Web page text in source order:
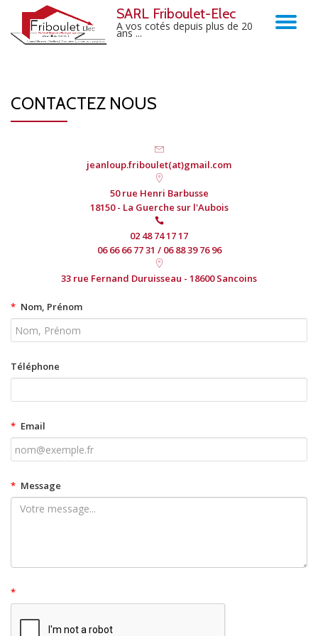
Skip
SARL Friboulet-Elec
A vos cotés depuis plus de 20
ans ...
CONTACTEZ NOUS
jeanloup.friboulet(at)gmail.com
50 rue Henri Barbusse
18150 - La Guerche sur l'Aubois
02 48 74 17 17
06 66 66 77 31 / 06 88 39 76 96
33 rue Fernand Duruisseau - 18600 Sancoins
* Nom, Prénom
Téléphone
* Email
* Message
*